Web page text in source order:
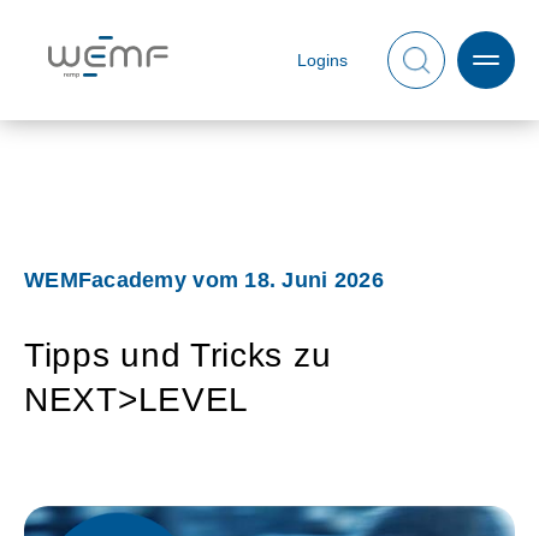
Logins
WEMFacademy vom 18. Juni 2026
Tipps und Tricks zu
NEXT>LEVEL